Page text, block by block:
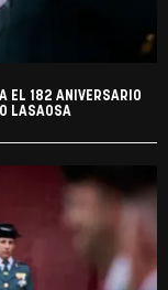
EL 182 ANIVERSARIO
LASAOSA